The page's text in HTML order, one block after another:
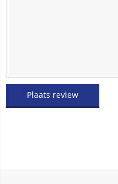
Plaats review